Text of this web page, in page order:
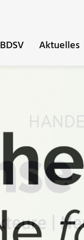
BDSV Aktuelles